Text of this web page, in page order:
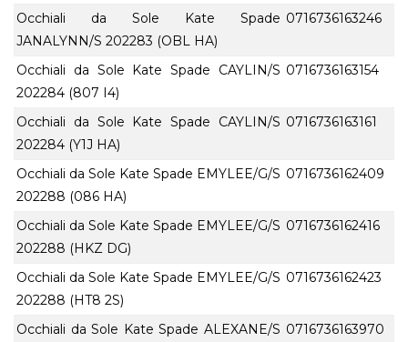
Occhiali da Sole Kate Spade
JANALYNN/S 202283 (OBL HA)
0716736163246
Occhiali da Sole Kate Spade CAYLIN/S
202284 (807 I4)
0716736163154
Occhiali da Sole Kate Spade CAYLIN/S
202284 (Y1J HA)
0716736163161
Occhiali da Sole Kate Spade EMYLEE/G/S
202288 (086 HA)
0716736162409
Occhiali da Sole Kate Spade EMYLEE/G/S
202288 (HKZ DG)
0716736162416
Occhiali da Sole Kate Spade EMYLEE/G/S
202288 (HT8 2S)
0716736162423
Occhiali da Sole Kate Spade ALEXANE/S 0716736163970